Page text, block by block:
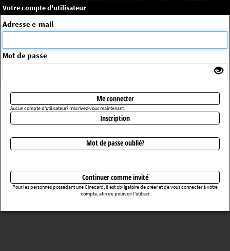
Message système
La séance choisie n'a pas été trouvée
Votre compte d'utilisateur
Adresse e-mail
Mot de passe
Me connecter
Aucun compte d'utilisateur? Inscrivez-vous maintenant.
Inscription
Mot de passe oublié?
Continuer comme invité
Pour les personnes possédant une Cinecard, il est obligatoire de créer et de vous connecter à votre
compte, afin de pourvoir l’utiliser.